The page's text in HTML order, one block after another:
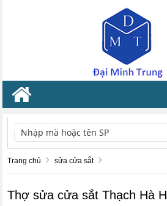
TÌM KIẾM
Trang chủ sửa cửa sắt
Thợ sửa cửa sắt Thạch Hà